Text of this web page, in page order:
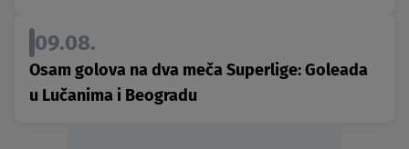
09.08.
Osam golova na dva meča Superlige: Goleada
u Lučanima i Beogradu